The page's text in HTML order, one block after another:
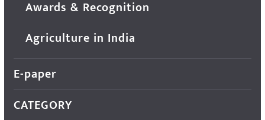
Awards & Recognition
Agriculture in India
E-paper
CATEGORY